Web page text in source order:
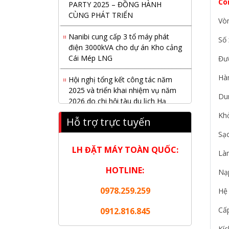
CÙNG PHÁT TRIỂN
điện 3000kVA cho dự án Kho cảng
Cái Mép LNG
2025 và triển khai nhiệm vụ năm
2026 do chi hội tàu du lịch Hạ
Long
NANIBI khai trương văn phòng
triển bền vững
Tập đoàn Công nghiệp nặng Sơn
toàn cầu tại Jakarta
Nanibi Cung Cấp Động Cơ Weichai
Cho Tàu Vận Tải Minh Tú 29
Hỗ trợ trực tuyến
LH ĐẶT MÁY TOÀN QUỐC:
HOTLINE:
0978.259.259
0912.816.845
Số